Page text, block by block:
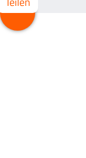
Teilen
Whatsapp
Facebook
X